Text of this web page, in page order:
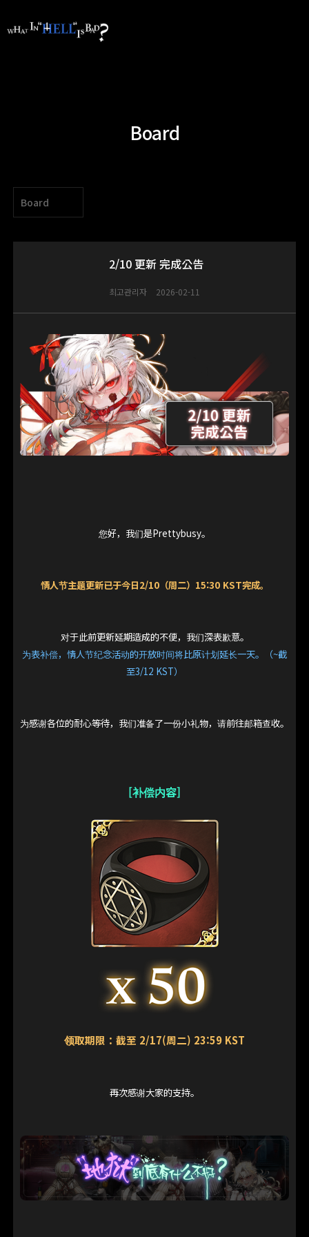
Board
Board
2/10 更新 完成公告
최고관리자 2026-02-11
您好，我们是Prettybusy。
情人节主题更新已于今日2/10（周二）15:30 KST完成。
对于此前更新延期造成的不便，我们深表歉意。
为表补偿，情人节纪念活动的开放时间将比原计划延长一天。（~截
至3/12 KST）
为感谢各位的耐心等待，我们准备了一份小礼物，请前往邮箱查收。
[补偿内容]
领取期限：截至 2/17(周二) 23:59 KST
再次感谢大家的支持。